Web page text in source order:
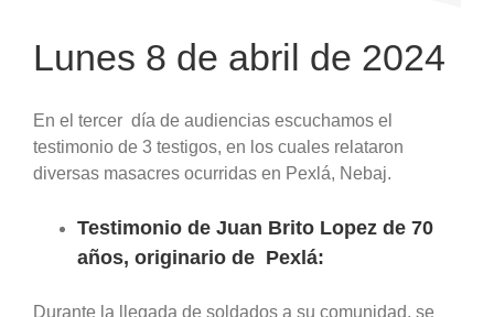
Lunes 8 de abril de 2024
En el tercer día de audiencias escuchamos el
testimonio de 3 testigos, en los cuales relataron
diversas masacres ocurridas en Pexlá, Nebaj.
Testimonio de Juan Brito Lopez de 70
años, originario de Pexlá:
Durante la llegada de soldados a su comunidad, se